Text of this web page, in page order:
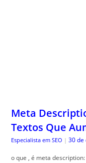
Meta
Textos Que
Especialista em SEO | 30 de
o que , é meta